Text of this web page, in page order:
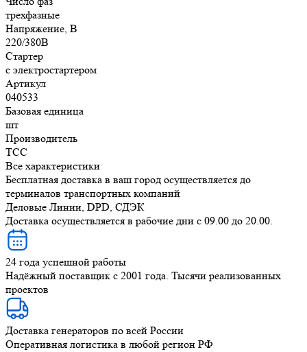
трехфазные
Напряжение, В
220/380В
Стартер
с электростартером
Артикул
040533
Базовая единица
шт
Производитель
ТСС
Все характеристики
Бесплатная доставка в ваш город осуществляется до
терминалов транспортных компаний
Деловые Линии, DPD, СДЭК
Доставка осуществляется в рабочие дни с 09.00 до 20.00.
24 года успешной работы
Надёжный поставщик с 2001 года. Тысячи реализованных
проектов
Доставка генераторов по всей России
Оперативная логистика в любой регион РФ